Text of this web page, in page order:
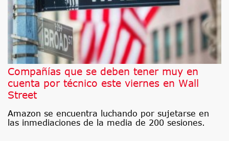
Compañías que se deben tener muy en
cuenta por técnico este viernes en Wall
Street
Amazon se encuentra luchando por sujetarse en
las inmediaciones de la media de 200 sesiones.